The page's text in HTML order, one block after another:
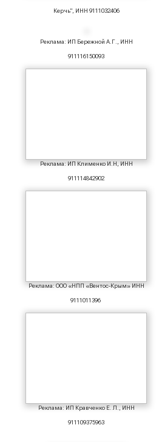
Керчь", ИНН 9111032406
Реклама: ИП Бережной А.Г., ИНН
911116150093
Реклама: ИП Клименко И.Н, ИНН
911114842902
Реклама: ООО «НПП «Вентос-Крым» ИНН
9111011396
Реклама: ИП Кравченко Е. Л., ИНН
911109375963